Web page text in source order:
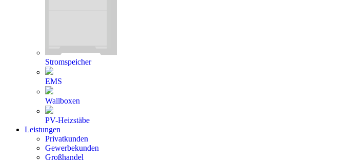
Stromspeicher
EMS
Wallboxen
PV-Heizstäbe
Leistungen
Privatkunden
Gewerbekunden
Großhandel